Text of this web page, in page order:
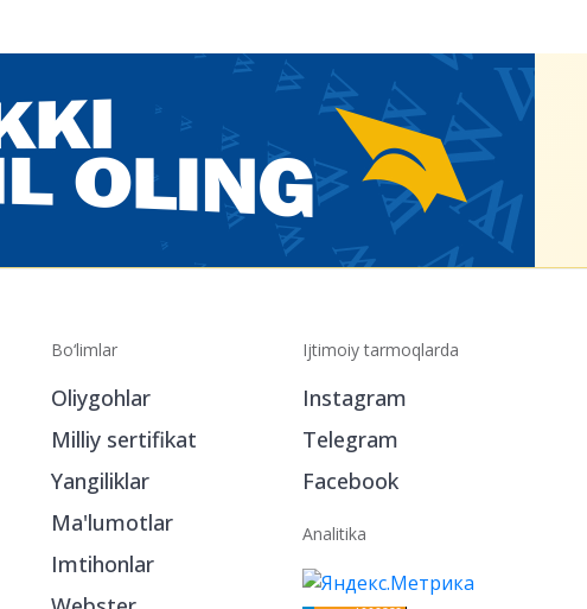
Bo‘limlar
Oliygohlar
Milliy sertifikat
Yangiliklar
Ma'lumotlar
Imtihonlar
Ijtimoiy tarmoqlarda
Instagram
Telegram
Facebook
Analitika